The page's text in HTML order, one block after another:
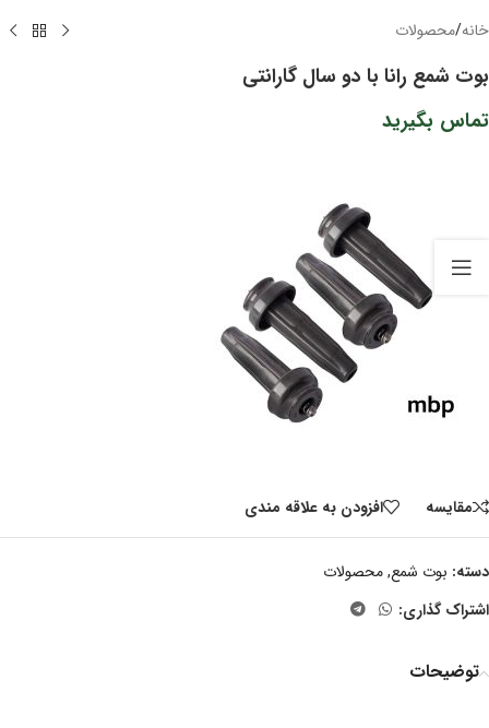
خانه/محصولات
بوت شمع رانا با دو سال گارانتی
تماس بگیرید
مقايسه افزودن به علاقه مندی
دسته: بوت شمع,محصولات
اشتراک گذاری:
توضیحات